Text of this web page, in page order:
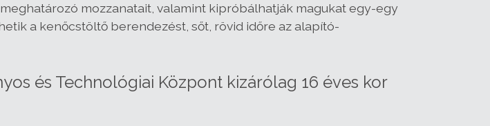
mozzanatait, valamint kipróbálhatják magukat egy-egy
a kenőcstöltő berendezést, sőt, rövid időre az alapító-
és Technológiai Központ kizárólag 16 éves kor